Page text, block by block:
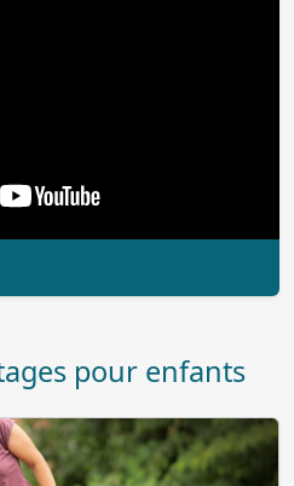
pour enfants